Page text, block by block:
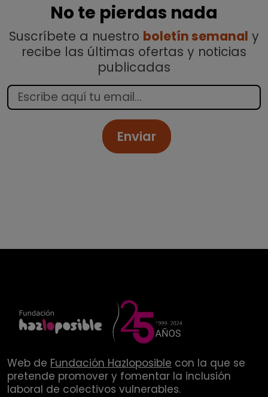
No te pierdas nada
Suscríbete a nuestro boletín semanal y
recibe las últimas ofertas y noticias
publicadas
Enviar
Web de Fundación Hazloposible con la que se
pretende promover y fomentar la inclusión
laboral de colectivos vulnerables.